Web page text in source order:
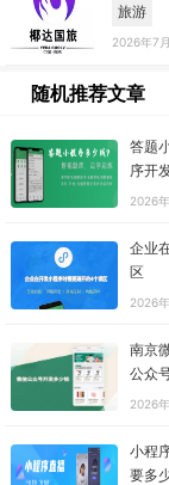
旅游
2026年7
随机推荐文章
答题
序开
2026
企业
区
2026
南京
公众
2026
小程
要多